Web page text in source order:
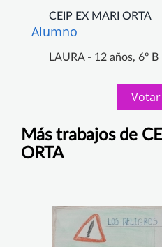
CEIP EX MARI ORTA
Alumno
LAURA - 12 años, 6º B
Votar
Más trabajos de
ORTA